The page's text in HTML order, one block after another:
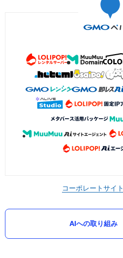
コーポレートサイト
AIへの取り組み